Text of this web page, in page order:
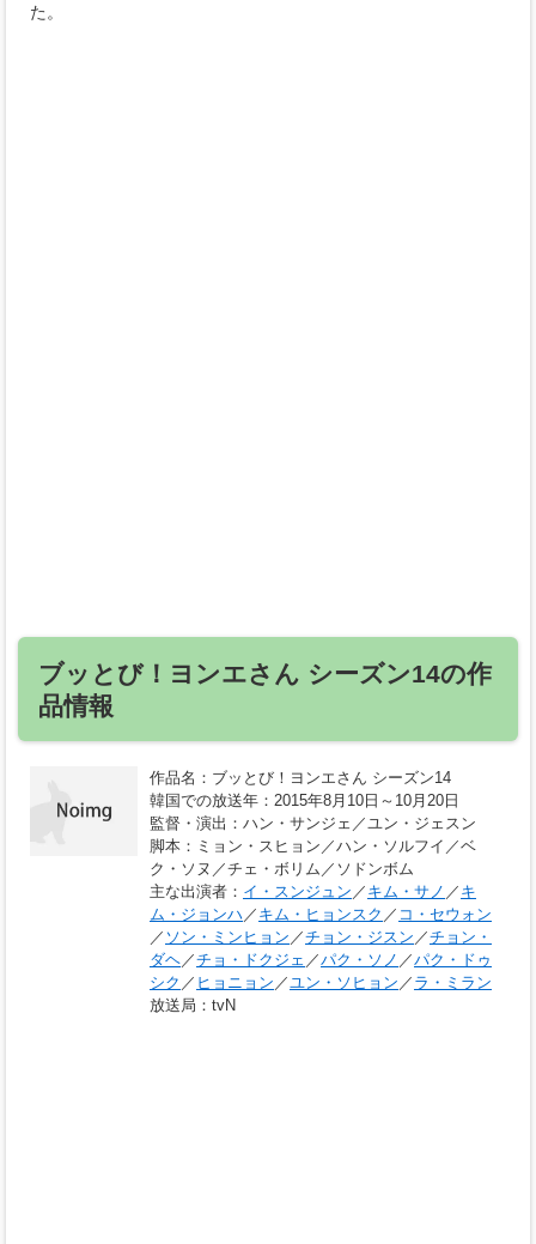
た。
ブッとび！ヨンエさん シーズン14の作
品情報
作品名 ：ブッとび！ヨンエさん シーズン14
韓国での放送年 ：2015年8月10日～10月20日
監督・演出 ：ハン・サンジェ／ユン・ジェスン
脚本 ：ミョン・スヒョン／ハン・ソルフイ／ベ
ク・ソヌ／チェ・ボリム／ソドンボム
主な出演者 ： イ・スンジュン ／ キム・サノ ／ キ
ム・ジョンハ ／ キム・ヒョンスク ／ コ・セウォン
／ ソン・ミンヒョン ／チョン・ジスン ／チョン・
ダヘ／チョ・ドクジェ ／パク・ソノ ／パク・ドゥ
シク ／ ヒョニョン ／ユン・ソヒョン ／ ラ・ミラン
放送局 ：tvN